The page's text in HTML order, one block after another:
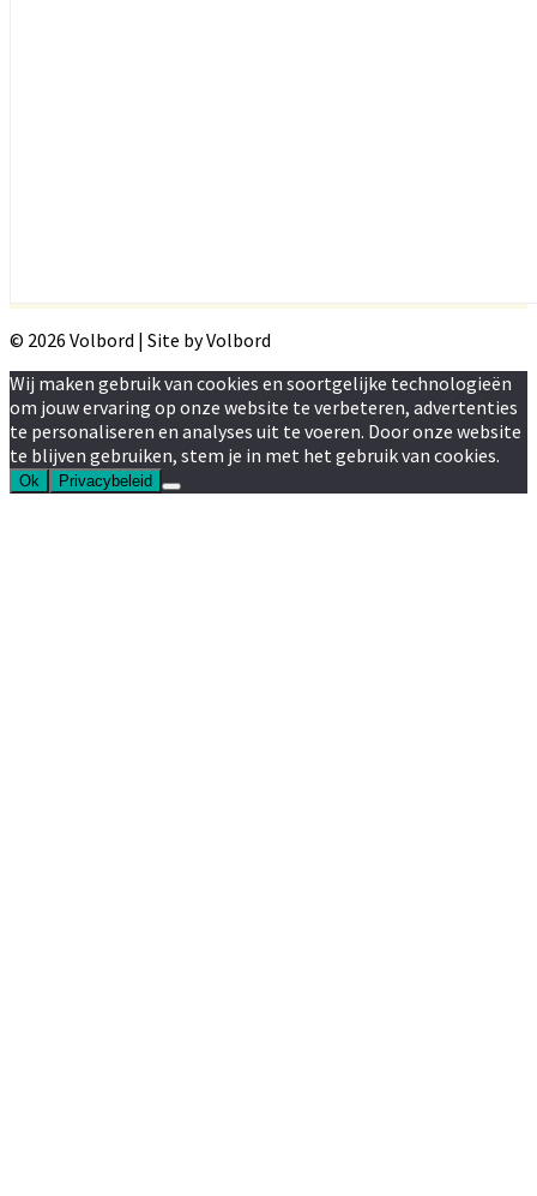
© 2026 Volbord | Site by Volbord
Wij maken gebruik van cookies en soortgelijke technologieën
om jouw ervaring op onze website te verbeteren, advertenties
te personaliseren en analyses uit te voeren. Door onze website
te blijven gebruiken, stem je in met het gebruik van cookies.
Ok Privacybeleid